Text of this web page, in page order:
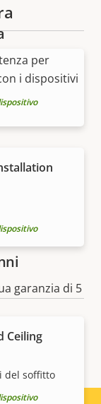
Ceiling
del soffitto
per
i dispositivi
garanzia di 5